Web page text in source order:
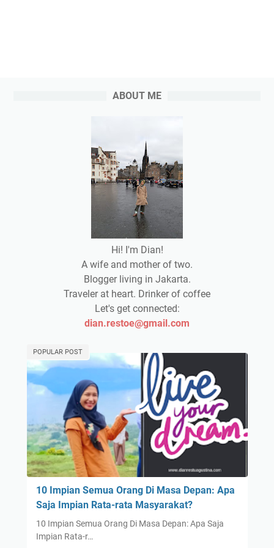
ABOUT ME
Hi! I'm Dian!
A wife and mother of two.
Blogger living in Jakarta.
Traveler at heart. Drinker of coffee
Let's get connected:
dian.restoe@gmail.com
POPULAR POST
10 Impian Semua Orang Di Masa Depan: Apa
Saja Impian Rata-rata Masyarakat?
10 Impian Semua Orang Di Masa Depan: Apa Saja
Impian Rata-r…